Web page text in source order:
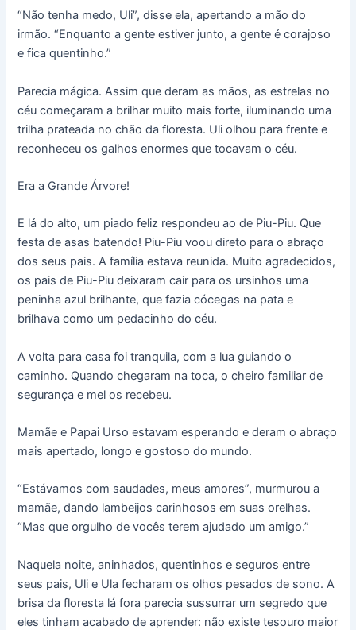
“Não tenha medo, Uli”, disse ela, apertando a mão do
irmão. “Enquanto a gente estiver junto, a gente é corajoso
e fica quentinho.”
Parecia mágica. Assim que deram as mãos, as estrelas no
céu começaram a brilhar muito mais forte, iluminando uma
trilha prateada no chão da floresta. Uli olhou para frente e
reconheceu os galhos enormes que tocavam o céu.
Era a Grande Árvore!
E lá do alto, um piado feliz respondeu ao de Piu-Piu. Que
festa de asas batendo! Piu-Piu voou direto para o abraço
dos seus pais. A família estava reunida. Muito agradecidos,
os pais de Piu-Piu deixaram cair para os ursinhos uma
peninha azul brilhante, que fazia cócegas na pata e
brilhava como um pedacinho do céu.
A volta para casa foi tranquila, com a lua guiando o
caminho. Quando chegaram na toca, o cheiro familiar de
segurança e mel os recebeu.
Mamãe e Papai Urso estavam esperando e deram o abraço
mais apertado, longo e gostoso do mundo.
“Estávamos com saudades, meus amores”, murmurou a
mamãe, dando lambeijos carinhosos em suas orelhas.
“Mas que orgulho de vocês terem ajudado um amigo.”
Naquela noite, aninhados, quentinhos e seguros entre
seus pais, Uli e Ula fecharam os olhos pesados de sono. A
brisa da floresta lá fora parecia sussurrar um segredo que
eles tinham acabado de aprender: não existe tesouro maior